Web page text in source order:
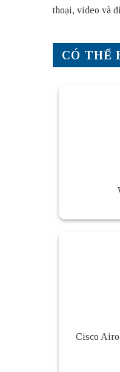
thoại, video và
CÓ THỂ
Cisco